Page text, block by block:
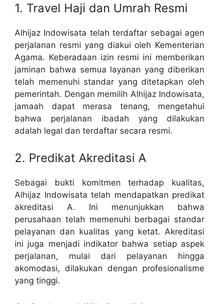
1. Travel Haji dan Umrah Resmi
Alhijaz Indowisata telah terdaftar sebagai agen
perjalanan resmi yang diakui oleh Kementerian
Agama. Keberadaan izin resmi ini memberikan
jaminan bahwa semua layanan yang diberikan
telah memenuhi standar yang ditetapkan oleh
pemerintah. Dengan memilih Alhijaz Indowisata,
jamaah dapat merasa tenang, mengetahui
bahwa perjalanan ibadah yang dilakukan
adalah legal dan terdaftar secara resmi.
2. Predikat Akreditasi A
Sebagai bukti komitmen terhadap kualitas,
Alhijaz Indowisata telah mendapatkan predikat
akreditasi A. Ini menunjukkan bahwa
perusahaan telah memenuhi berbagai standar
pelayanan dan kualitas yang ketat. Akreditasi
ini juga menjadi indikator bahwa setiap aspek
perjalanan, mulai dari pelayanan hingga
akomodasi, dilakukan dengan profesionalisme
yang tinggi.